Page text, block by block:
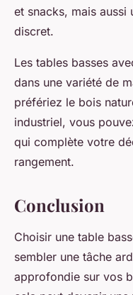
et snacks, mais aussi
discret.
Les tables basses
dans une variété de
préfériez le bois
industriel, vous
qui complète votre
rangement.
Conclusion
Choisir une table
sembler une tâche
approfondie sur vos